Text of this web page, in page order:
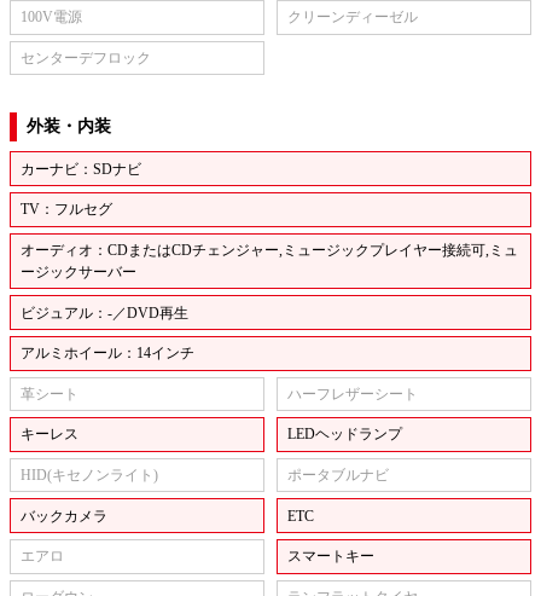
100V電源 クリーンディーゼル
センターデフロック
外装・内装
カーナビ：SDナビ
TV：フルセグ
オーディオ：CDまたはCDチェンジャー,ミュージックプレイヤー接続可,ミュ
ージックサーバー
ビジュアル：-／DVD再生
アルミホイール：14インチ
革シート ハーフレザーシート
キーレス LEDヘッドランプ
HID(キセノンライト) ポータブルナビ
バックカメラ ETC
エアロ スマートキー